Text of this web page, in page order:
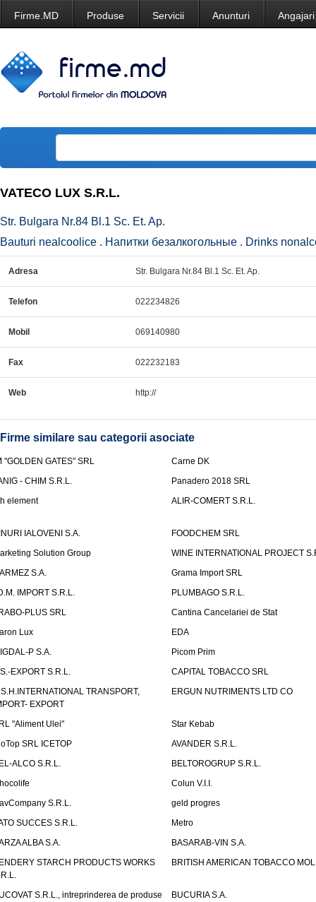
Firme.MD Produse Servicii Anunturi Angajari
VATECO LUX S.R.L.
Str. Bulgara Nr.84 Bl.1 Sc. Et. Ap.
Bauturi nealcoolice . Напитки безалкогольные . Drinks
Adresa Str. Bulgara Nr.84 Bl.1 Sc. Et. Ap.
Telefon 022234826
Mobil 069140980
Fax 022232183
Web http://
Firme similare sau categorii asociate
"GOLDEN GATES" SRL
Carne DK
- CHIM S.R.L.
Panadero 2018 SRL
element
ALIR-COMERT S.R.L.
IALOVENI S.A.
FOODCHEM SRL
Solution Group
WINE INTERNATIONAL PROJECT
S.A.
Grama Import SRL
IMPORT S.R.L.
PLUMBAGO S.R.L.
PLUS SRL
Cantina Cancelariei de Stat
Lux
EDA
P S.A.
Picom Prim
EXPORT S.R.L.
CAPITAL TOBACCO SRL
TRANSPORT,
EXPORT
ERGUN NUTRIMENTS LTD CO
"Aliment Ulei"
Star Kebab
SRL ICETOP
AVANDER S.R.L.
ALCO S.R.L.
BELTOROGRUP S.R.L.
Colun V.I.I.
S.R.L.
geld progres
SUCCES S.R.L.
Metro
ALBA S.A.
BASARAB-VIN S.A.
STARCH PRODUCTS WORKS
BRITISH AMERICAN TOBACCO
S.R.L., intreprinderea de produse
BUCURIA S.A.